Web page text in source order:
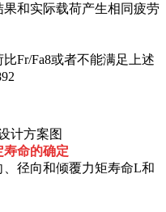
和实际载荷产生相同疲劳
Fr/Fa8或者不能满足上述
命的确定
径向和倾覆力矩寿命L和